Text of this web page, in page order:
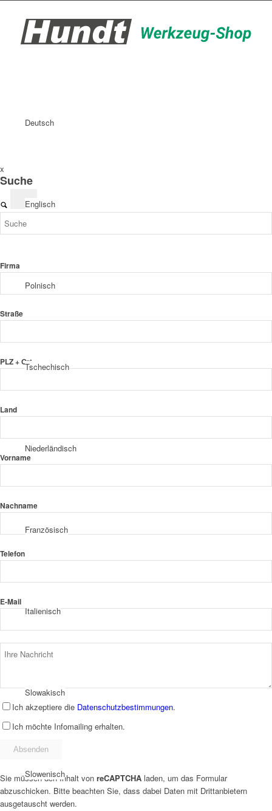
Deutsch
Englisch
Polnisch
Tschechisch
Niederländisch
Französisch
Italienisch
Slowakisch
Slowenisch
x
Suche
Firma
Straße
PLZ + Ort
Land
Vorname
Nachname
Telefon
E-Mail
Ich akzeptiere die Datenschutzbestimmungen.
Ich möchte Infomailing erhalten.
Sie müssen den Inhalt von reCAPTCHA laden, um das Formular
abzuschicken. Bitte beachten Sie, dass dabei Daten mit Drittanbietern
ausgetauscht werden.